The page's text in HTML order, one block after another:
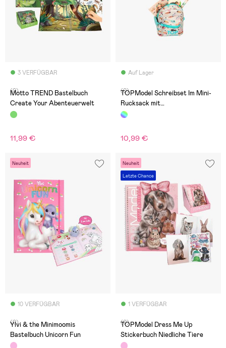
3 VERFÜGBAR
(0)
Motto TREND Bastelbuch
Create Your Abenteuerwelt
11,99 €
Auf Lager
(0)
TOPModel Schreibset Im Mini-
Rucksack mit
Karabinerverschluss
10,99 €
Neuheit
10 VERFÜGBAR
(0)
Ylvi & the Minimoomis
Bastelbuch Unicorn Fun
Neuheit
Letzte Chance
1 VERFÜGBAR
(0)
TOPModel Dress Me Up
Stickerbuch Niedliche Tiere